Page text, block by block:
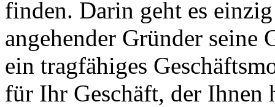
finden. Darin geht es
angehender Gründer seine
ein tragfähiges
für Ihr Geschäft, der